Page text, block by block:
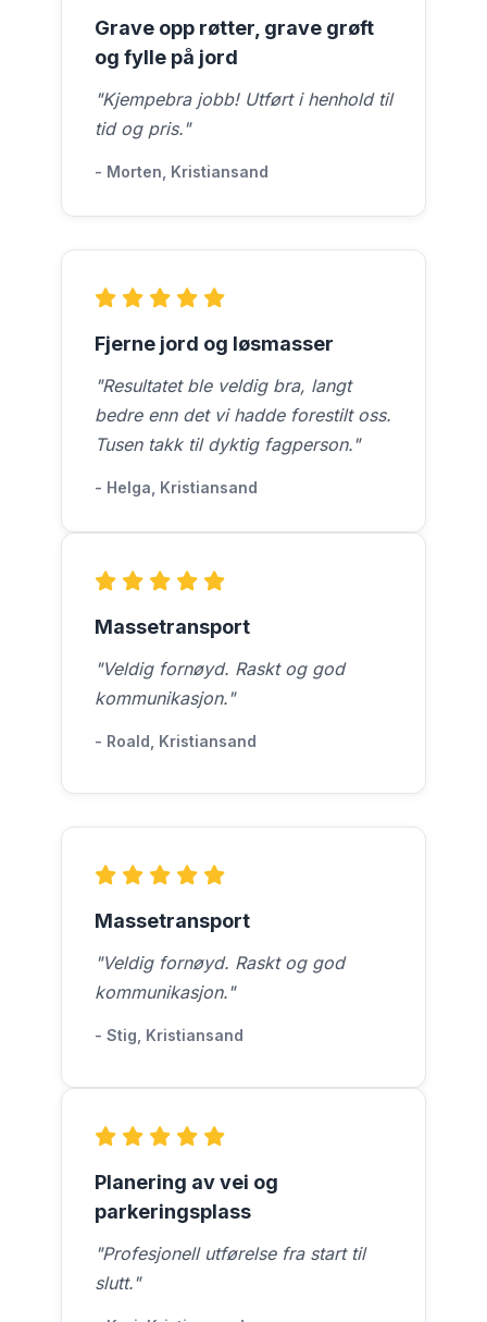
Grave opp røtter, grave grøft
og fylle på jord
"Kjempebra jobb! Utført i henhold til
tid og pris."
- Morten, Kristiansand
Fjerne jord og løsmasser
"Resultatet ble veldig bra, langt
bedre enn det vi hadde forestilt oss.
Tusen takk til dyktig fagperson."
- Helga, Kristiansand
Massetransport
"Veldig fornøyd. Raskt og god
kommunikasjon."
- Roald, Kristiansand
Massetransport
"Veldig fornøyd. Raskt og god
kommunikasjon."
- Stig, Kristiansand
Planering av vei og
parkeringsplass
"Profesjonell utførelse fra start til
slutt."